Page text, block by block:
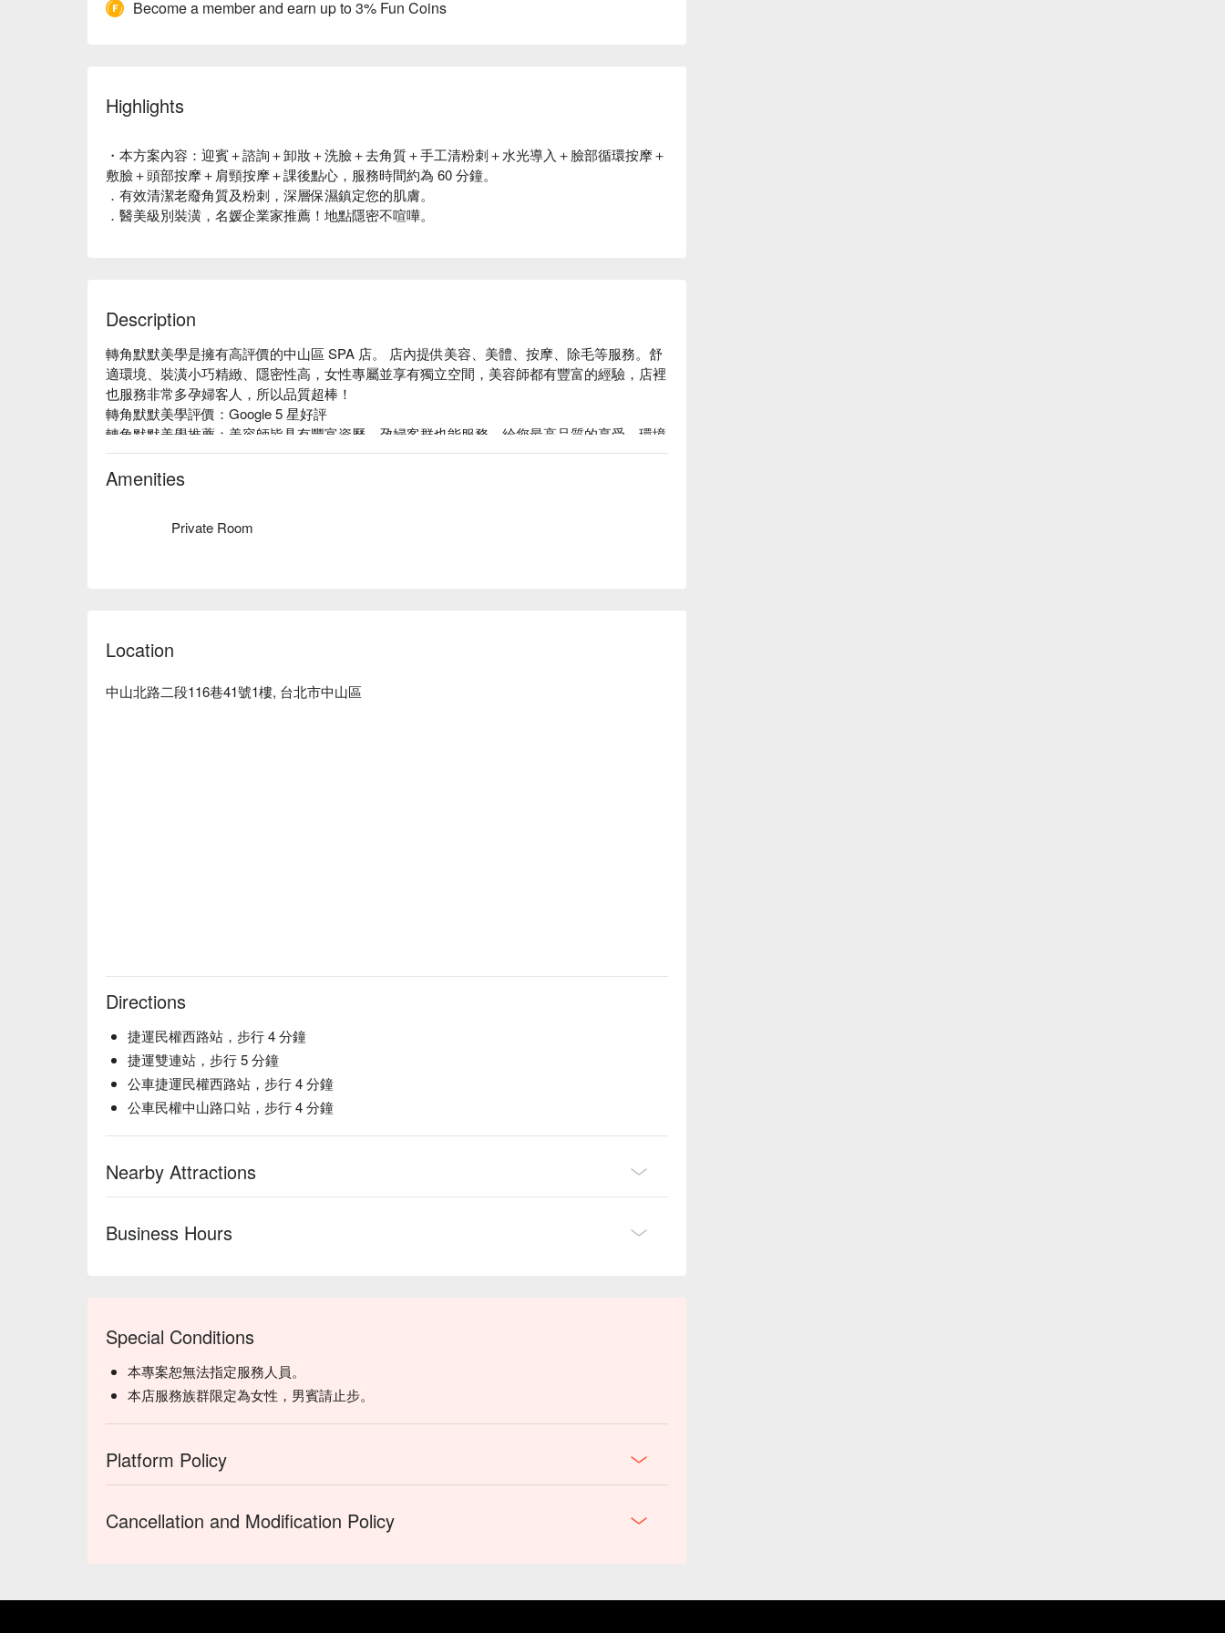
Become a member and earn up to 3% Fun Coins
Highlights
・本方案內容：迎賓＋諮詢＋卸妝＋洗臉＋去角質＋手工清粉刺＋水光導入＋臉部循環按摩＋
敷臉＋頭部按摩＋肩頸按摩＋課後點心，服務時間約為 60 分鐘。
．有效清潔老廢角質及粉刺，深層保濕鎮定您的肌膚。
．醫美級別裝潢，名媛企業家推薦！地點隱密不喧嘩。
Description
轉角默默美學是擁有高評價的中山區 SPA 店。 店內提供美容、美體、按摩、除毛等服務。舒
適環境、裝潢小巧精緻、隱密性高，女性專屬並享有獨立空間，美容師都有豐富的經驗，店裡
也服務非常多孕婦客人，所以品質超棒！
轉角默默美學評價：Google 5 星好評
轉角默默美學推薦：美容師皆具有豐富資歷，孕婦客群也能服務，給您最高品質的享受。環境
走高質感輕奢風設計，隱密性高。
轉角默默美學預約、轉角默默美學價格、轉角默默美學優惠立刻查看 ⬇︎
Amenities
Private Room
Location
中山北路二段116巷41號1樓, 台北市中山區
Directions
捷運民權西路站，步行 4 分鐘
捷運雙連站，步行 5 分鐘
公車捷運民權西路站，步行 4 分鐘
公車民權中山路口站，步行 4 分鐘
Nearby Attractions
Business Hours
Special Conditions
本專案恕無法指定服務人員。
本店服務族群限定為女性，男賓請止步。
Platform Policy
Cancellation and Modification Policy